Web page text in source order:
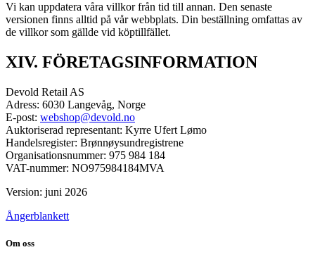
Vi kan uppdatera våra villkor från tid till annan. Den senaste
versionen finns alltid på vår webbplats. Din beställning omfattas av
de villkor som gällde vid köptillfället.
XIV. FÖRETAGSINFORMATION
Devold Retail AS
Adress: 6030 Langevåg, Norge
E-post: webshop@devold.no
Auktoriserad representant: Kyrre Ufert Lømo
Handelsregister: Brønnøysundregistrene
Organisationsnummer: 975 984 184
VAT-nummer: NO975984184MVA
Version: juni 2026
Ångerblankett
Om oss